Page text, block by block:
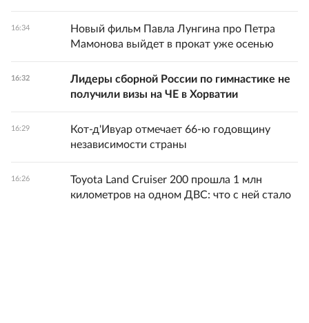
16:34
Новый фильм Павла Лунгина про Петра
Мамонова выйдет в прокат уже осенью
16:32
Лидеры сборной России по гимнастике не
получили визы на ЧЕ в Хорватии
16:29
Кот-д'Ивуар отмечает 66-ю годовщину
независимости страны
16:26
Toyota Land Cruiser 200 прошла 1 млн
километров на одном ДВС: что с ней стало